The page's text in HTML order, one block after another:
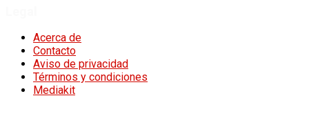
Acerca de
Contacto
Aviso de privacidad
Términos y condiciones
Mediakit